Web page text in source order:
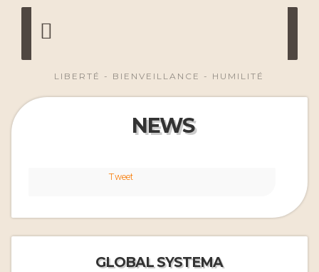
LIBERTÉ - BIENVEILLANCE - HUMILITÉ
NEWS
Tweet
GLOBAL SYSTEMA